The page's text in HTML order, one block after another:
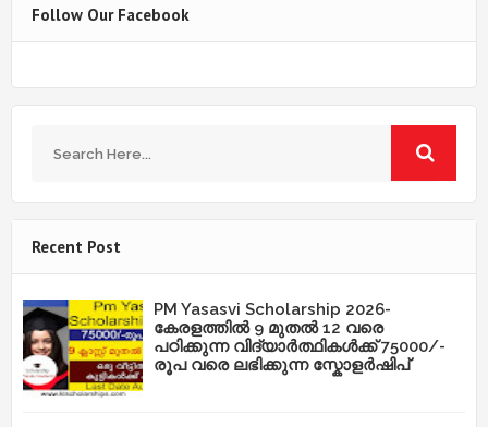
Follow Our Facebook
Recent Post
PM Yasasvi Scholarship 2026-
കേരളത്തിൽ 9 മുതൽ 12 വരെ
പഠിക്കുന്ന വിദ്യാർത്ഥികൾക്ക് 75000/-
രൂപ വരെ ലഭിക്കുന്ന സ്കോളർഷിപ്